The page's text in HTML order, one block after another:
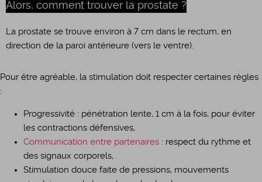
Alors, comment trouver la prostate ?
La prostate se trouve environ à 7 cm dans le rectum, en
direction de la paroi antérieure (vers le ventre).
Pour être agréable, la stimulation doit respecter certaines règles
:
Progressivité : pénétration lente, 1 cm à la fois, pour éviter
les contractions défensives,
Communication entre partenaires : respect du rythme et
des signaux corporels,
Stimulation douce faite de pressions, mouvements